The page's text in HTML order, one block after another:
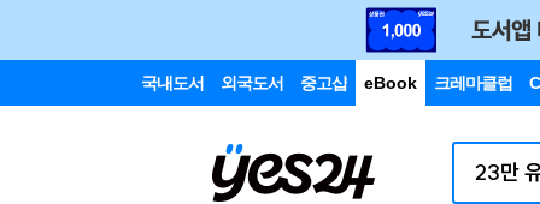
국내도서 외국도서 중고샵 eBook 크레마클럽